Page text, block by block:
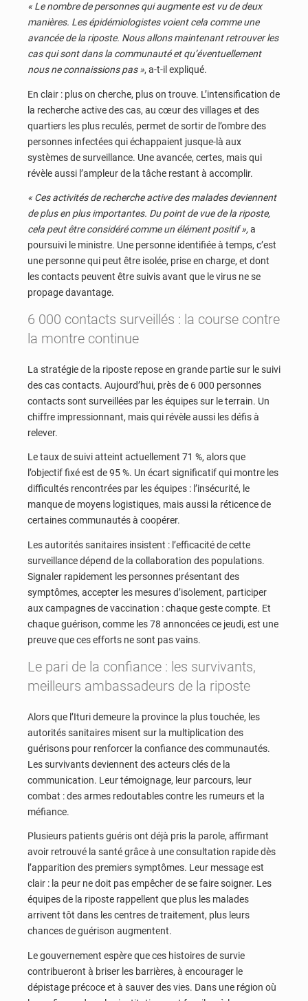
« Le nombre de personnes qui augmente est vu de deux
manières. Les épidémiologistes voient cela comme une
avancée de la riposte. Nous allons maintenant retrouver les
cas qui sont dans la communauté et qu’éventuellement
nous ne connaissions pas », a-t-il expliqué.
En clair : plus on cherche, plus on trouve. L’intensification de
la recherche active des cas, au cœur des villages et des
quartiers les plus reculés, permet de sortir de l’ombre des
personnes infectées qui échappaient jusque-là aux
systèmes de surveillance. Une avancée, certes, mais qui
révèle aussi l’ampleur de la tâche restant à accomplir.
« Ces activités de recherche active des malades deviennent
de plus en plus importantes. Du point de vue de la riposte,
cela peut être considéré comme un élément positif »,a
poursuivi le ministre. Une personne identifiée à temps, c’est
une personne qui peut être isolée, prise en charge, et dont
les contacts peuvent être suivis avant que le virus ne se
propage davantage.
6 000 contacts surveillés : la course contre
la montre continue
La stratégie de la riposte repose en grande partie sur le suivi
des cas contacts. Aujourd’hui, près de 6 000 personnes
contacts sont surveillées par les équipes sur le terrain. Un
chiffre impressionnant, mais qui révèle aussi les défis à
relever.
Le taux de suivi atteint actuellement 71 %, alors que
l’objectif fixé est de 95 %. Un écart significatif qui montre les
difficultés rencontrées par les équipes : l’insécurité, le
manque de moyens logistiques, mais aussi la réticence de
certaines communautés à coopérer.
Les autorités sanitaires insistent : l’efficacité de cette
surveillance dépend de la collaboration des populations.
Signaler rapidement les personnes présentant des
symptômes, accepter les mesures d’isolement, participer
aux campagnes de vaccination : chaque geste compte. Et
chaque guérison, comme les 78 annoncées ce jeudi, est une
preuve que ces efforts ne sont pas vains.
Le pari de la confiance : les survivants,
meilleurs ambassadeurs de la riposte
Alors que l’Ituri demeure la province la plus touchée, les
autorités sanitaires misent sur la multiplication des
guérisons pour renforcer la confiance des communautés.
Les survivants deviennent des acteurs clés de la
communication. Leur témoignage, leur parcours, leur
combat : des armes redoutables contre les rumeurs et la
méfiance.
Plusieurs patients guéris ont déjà pris la parole, affirmant
avoir retrouvé la santé grâce à une consultation rapide dès
l’apparition des premiers symptômes. Leur message est
clair : la peur ne doit pas empêcher de se faire soigner. Les
équipes de la riposte rappellent que plus les malades
arrivent tôt dans les centres de traitement, plus leurs
chances de guérison augmentent.
Le gouvernement espère que ces histoires de survie
contribueront à briser les barrières, à encourager le
dépistage précoce et à sauver des vies. Dans une région où